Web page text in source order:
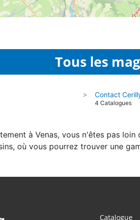
Tous les
> Contact
4 Catalogues
à Venas, vous n'êtes pas
où vous pourrez trouver une
Catalogue